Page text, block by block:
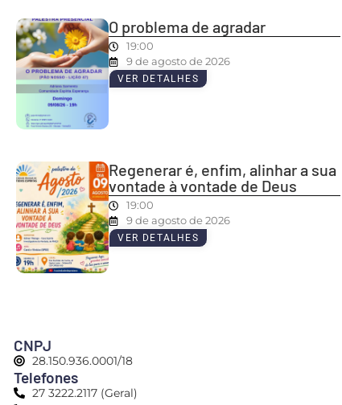
O problema de agradar
19:00
9 de agosto de 2026
VER DETALHES
Regenerar é, enfim, alinhar a sua
vontade à vontade de Deus
19:00
9 de agosto de 2026
VER DETALHES
CNPJ
28.150.936.0001/18
Telefones
27 3222.2117 (Geral)